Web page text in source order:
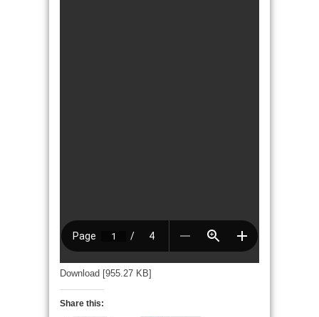
Download [955.27 KB]
Share this: